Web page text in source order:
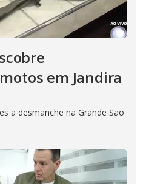
em Jandira
a desmanche na Grande São